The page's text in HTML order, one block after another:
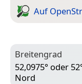
Auf
Breitengrad
52,0975° oder
Nord